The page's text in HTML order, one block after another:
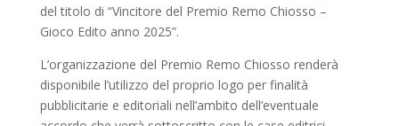
del titolo di “Vincitore del Premio Remo Chiosso –
Gioco Edito anno 2025”.
L’organizzazione del Premio Remo Chiosso renderà
disponibile l’utilizzo del proprio logo per finalità
pubblicitarie e editoriali nell’ambito dell’eventuale